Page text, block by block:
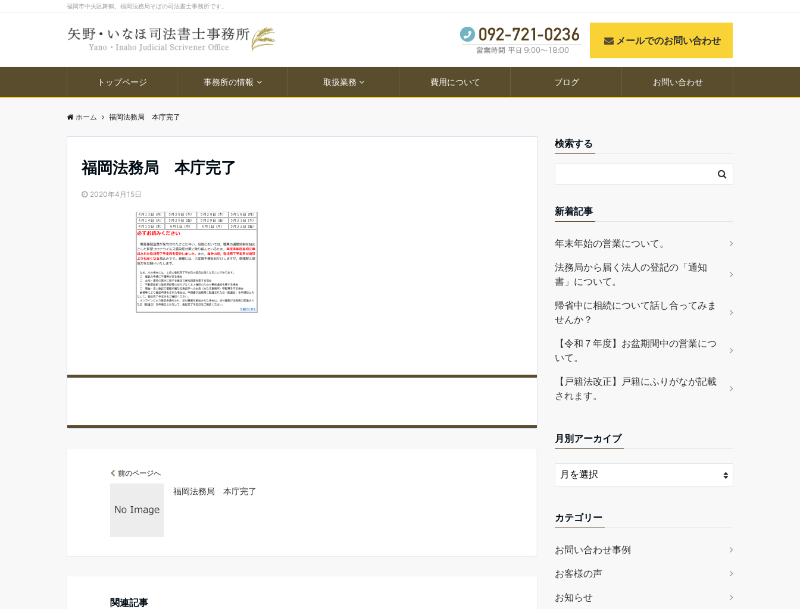
福岡市中央区舞鶴、福岡法務局そばの司法書士事務所です。
メールでのお問い合わせ
トップページ 事務所の情報 取扱業務 費用について ブログ お問い合わせ
ホーム 福岡法務局 本庁完了
福岡法務局 本庁完了
2020年4月15日
前のページへ
福岡法務局 本庁完了
関連記事
検索する
新着記事
年末年始の営業について。
法務局から届く法人の登記の「通知
書」について。
帰省中に相続について話し合ってみま
せんか？
【令和７年度】お盆期間中の営業につ
いて。
【戸籍法改正】戸籍にふりがなが記載
されます。
月別アーカイブ
カテゴリー
お問い合わせ事例
お客様の声
お知らせ